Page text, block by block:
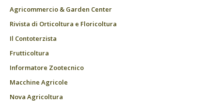
Agricommercio & Garden Center
Rivista di Orticoltura e Floricoltura
Il Contoterzista
Frutticoltura
Informatore Zootecnico
Macchine Agricole
Nova Agricoltura